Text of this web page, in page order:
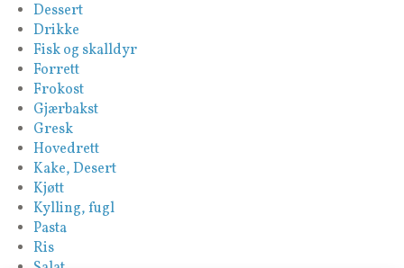
Dessert
Drikke
Fisk og skalldyr
Forrett
Frokost
Gjærbakst
Gresk
Hovedrett
Kake, Desert
Kjøtt
Kylling, fugl
Pasta
Ris